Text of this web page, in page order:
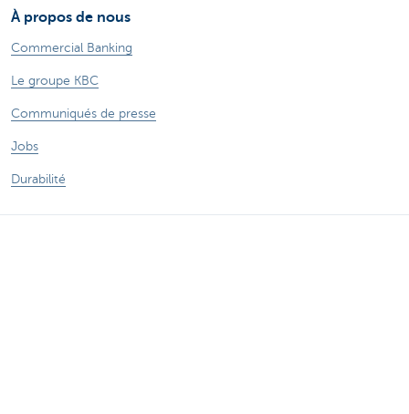
À propos de nous
Commercial Banking
Le groupe KBC
Communiqués de presse
Jobs
Durabilité